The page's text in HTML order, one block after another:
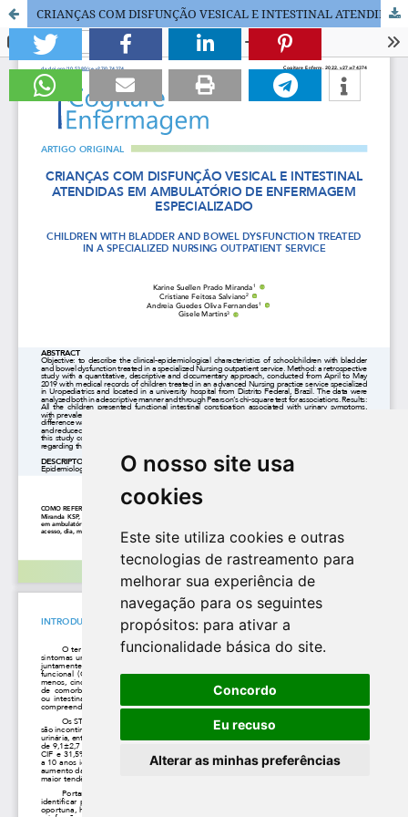
O nosso site usa
cookies
Este site utiliza cookies e outras
tecnologias de rastreamento para
melhorar sua experiência de
navegação para os seguintes
propósitos: para ativar a
funcionalidade básica do site.
Concordo
Eu recuso
Alterar as minhas preferências
CRIANÇAS COM DISFUNÇÃO VESICAL E INTESTINAL ATENDIDAS EM AMBULATÓRIO DE ENFERMAGEM ESPECIALIZADO